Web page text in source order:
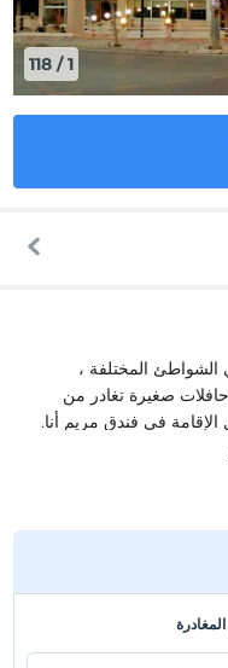
1
/
118
الشواطئ المختلفة ،
صغيرة تغادر من
في فندق مريم أنا.
وقنوات فضائية وبث
ومجفف شعر وشرفة.
شواطئ مختلفة ، والوصول
تغادر من وسط المدينة
المغادرة